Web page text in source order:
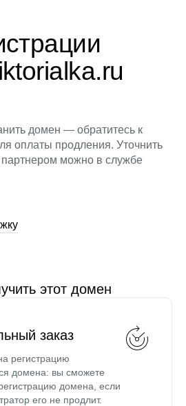
домен — обратитесь к
оплаты продления. Уточнить
партнером можно в службе
этот домен
заказ
регистрацию
домена: вы сможете
домена, если
его не продлит.